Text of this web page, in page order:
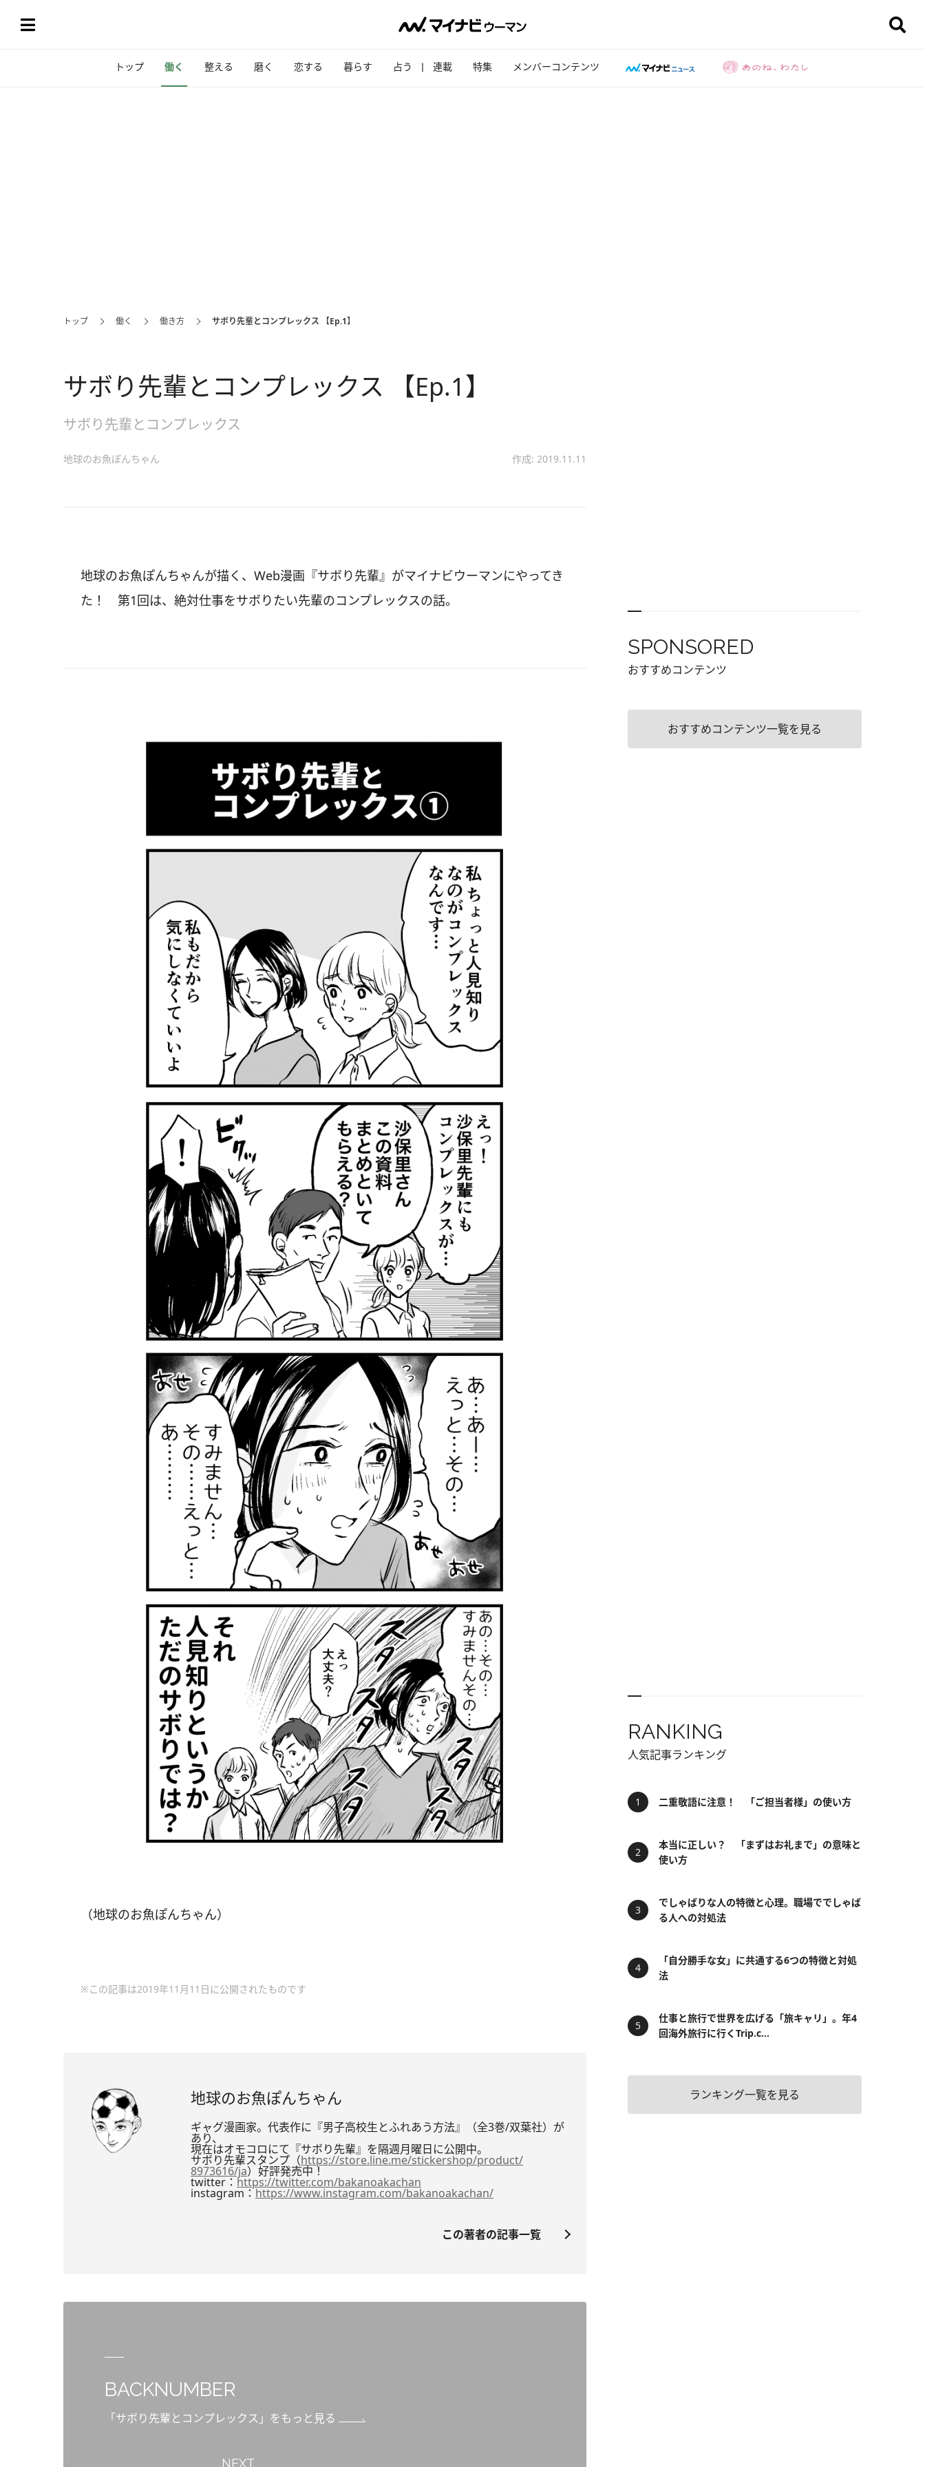
トップ 働く 整える 磨く 恋する 暮らす 占う 連載 特集 メンバーコンテンツ
トップ 働く 働き方 サボり先輩とコンプレックス 【Ep.1】
サボり先輩とコンプレックス 【Ep.1】
サボり先輩とコンプレックス
地球のお魚ぽんちゃん 作成: 2019.11.11
地球のお魚ぽんちゃんが描く、Web漫画『サボり先輩』がマイナビウーマンにやってき
た！ 第1回は、絶対仕事をサボりたい先輩のコンプレックスの話。
（地球のお魚ぽんちゃん）
※この記事は2019年11月11日に公開されたものです
地球のお魚ぽんちゃん
ギャグ漫画家。代表作に『男子高校生とふれあう方法』（全3巻/双葉社）が
あり、
現在はオモコロにて『サボり先輩』を隔週月曜日に公開中。
サボり先輩スタンプ（https://store.line.me/stickershop/product/
8973616/ja）好評発売中！
twitter： https://twitter.com/bakanoakachan
instagram：https://www.instagram.com/bakanoakachan/
この著者の記事一覧
BACKNUMBER
「サボり先輩とコンプレックス」をもっと見る
NEXT
SPONSORED
おすすめコンテンツ
おすすめコンテンツ一覧を見る
RANKING
人気記事ランキング
二重敬語に注意！ 「ご担当者様」の使い方
本当に正しい？ 「まずはお礼まで」の意味と
使い方
でしゃばりな人の特徴と心理。職場ででしゃば
る人への対処法
「自分勝手な女」に共通する6つの特徴と対処
法
仕事と旅行で世界を広げる「旅キャリ」。年4
回海外旅行に行くTrip.c...
ランキング一覧を見る